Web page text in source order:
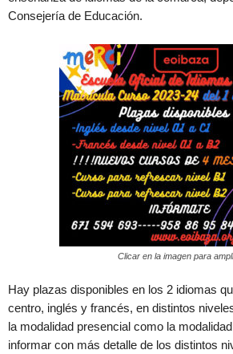
Consejería de Educación.
Clicar en la imagen para
Hay plazas disponibles en los 2 idiomas
centro, inglés y francés, en distintos
la modalidad presencial como la
informar con más detalle de los distintos